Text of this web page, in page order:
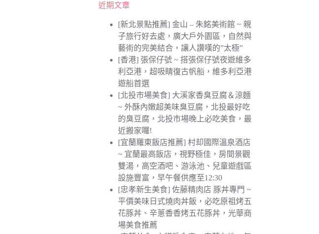
近期文章
[新北景點推薦] 金山 – 朱銘美術館 ~ 親
子旅行好去處，廣大戶外園區，自然與
藝術的完美結合，讓人讚嘆的”太極”
[香港] 張保仔號 ~ 搭張保仔號夜遊維多
利亞港，超吸睛復古帆船，維多利亞港
遊船首選
[北投市場美食] 大溪家香臭豆腐＆涼麵
~ 外酥內嫩超美味臭豆腐，北投最好吃
的臭豆腐，北投市場晚上必吃美食，最
近搬家囉!
[宜蘭羅東飯店推薦] 村却國際溫泉酒店
~ 宜蘭最高飯店，視野極佳，房間景觀
雙湯，高空酒吧、游泳池、兒童遊戲區
設施豐富，早午餐供應至12:30
[忠孝新生美食] 佐藤精肉店 豚丼專門 ~
平價美味日式燒肉丼飯，必吃原祖烤五
花豚丼、辛蔥香香烤五花豚丼，光華商
場美食推薦